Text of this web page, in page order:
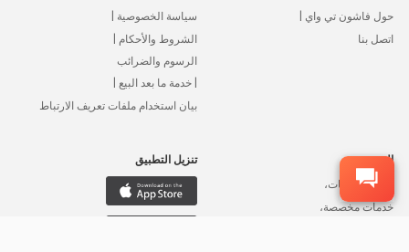
حول فاشون تي واي |
اتصل بنا
سياسة الخصوصية |
الشروط والأحكام |
الرسوم والضرائب
| خدمة ما بعد البيع |
بيان استخدام ملفات تعريف الارتباط
التخصيص
توريد المنتجات،
خدمات مخصصة،
تنزيل التطبيق